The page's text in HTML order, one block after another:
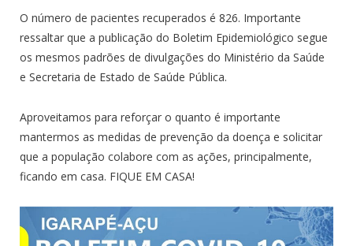
O número de pacientes recuperados é 826. Importante
ressaltar que a publicação do Boletim Epidemiológico segue
os mesmos padrões de divulgações do Ministério da Saúde
e Secretaria de Estado de Saúde Pública.
Aproveitamos para reforçar o quanto é importante
mantermos as medidas de prevenção da doença e solicitar
que a população colabore com as ações, principalmente,
ficando em casa. FIQUE EM CASA!